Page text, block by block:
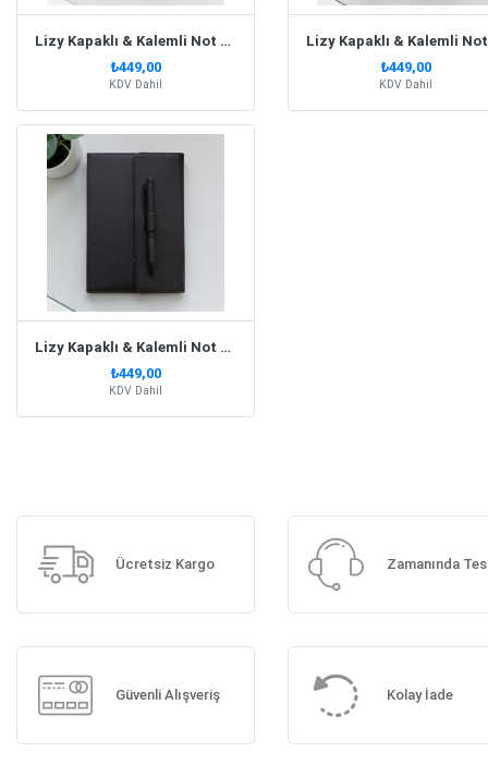
Lizy Kapaklı & Kalemli Not Defteri Sarı
₺449,00
KDV Dahil
₺449,00
KDV Dahil
Lizy Kapaklı & Kalemli Not Defteri Siyah
₺449,00
KDV Dahil
Ücretsiz Kargo Zamanında
Güvenli Alışveriş Kolay İade